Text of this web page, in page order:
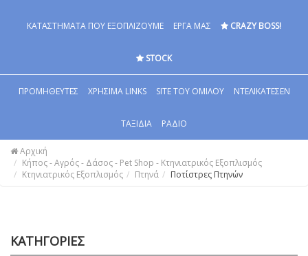
ΚΑΤΑΣΤΗΜΑΤΑ ΠΟΥ ΕΞΟΠΛΙΖΟΥΜΕ ΕΡΓΑ ΜΑΣ CRAZY BOSS!
STOCK
ΠΡΟΜΗΘΕΥΤΕΣ ΧΡΗΣΙΜΑ LINKS SITE ΤΟΥ ΟΜΙΛΟΥ ΝΤΕΛΙΚΑΤΕΣΕΝ
ΤΑΞΙΔΙΑ ΡΑΔΙΟ
Αρχική
Κήπος - Αγρός - Δάσος - Pet Shop - Κτηνιατρικός Εξοπλισμός
Κτηνιατρικός Εξοπλισμός
Πτηνά Ποτίστρες Πτηνών
ΚΑΤΗΓΟΡΙΕΣ